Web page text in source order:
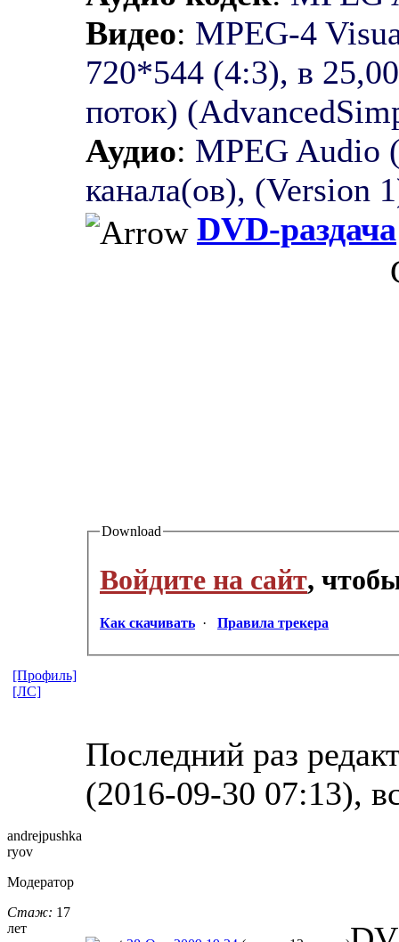
Видео: MPEG-4
720*544 (4:3), в
поток)
Аудио: MPEG Audio
канала(ов), (Version
DVD-раздача
Download
Войдите на сайт,
Как скачивать · Правила трекера
Последний раз
(2016-09-30 07:13),
[Профиль]
[ЛС]
andrejpushka
ryov
Модератор
Стаж: 17
лет